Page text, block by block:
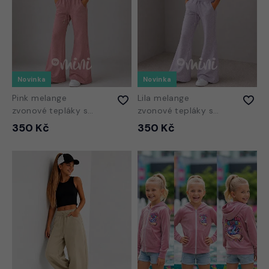
Novinka
Pink melange
zvonové tepláky s
kamínky
350 Kč
Novinka
Lila melange
zvonové tepláky s
kamínky
350 Kč